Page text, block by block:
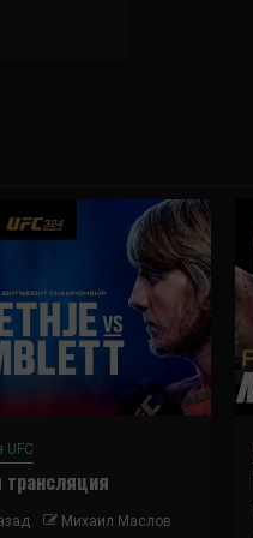
UFC
трансляция
Михаил Маслов